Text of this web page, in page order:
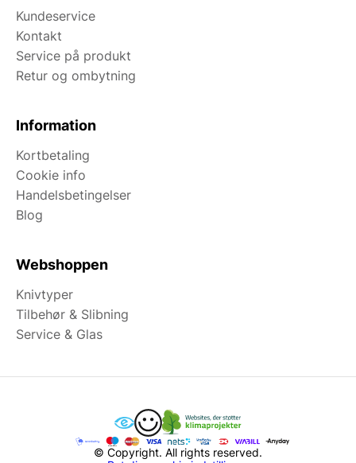
Kundeservice
Kontakt
Service på produkt
Retur og ombytning
Information
Kortbetaling
Cookie info
Handelsbetingelser
Blog
Webshoppen
Knivtyper
Tilbehør & Slibning
Service & Glas
© Copyright. All rights reserved.